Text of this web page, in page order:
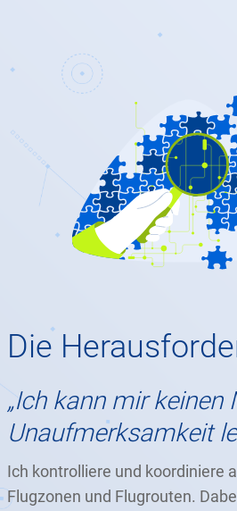
Die
„Ich kann mir keinen
Unaufmerksamkeit
Ich kontrolliere und koordiniere
Flugzonen und Flugrouten.